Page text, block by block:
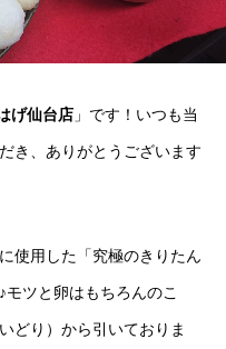
げ仙台店 」です！いつも当
き、ありがとうございます
使用した「究極のきりたん
ツと卵はもちろんのこ
どり）から引いておりま